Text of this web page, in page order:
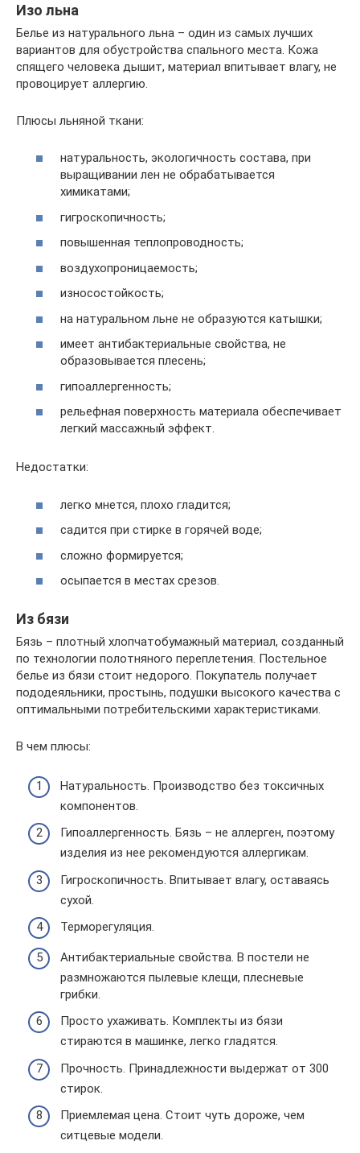
Изо льна
Белье из натурального льна – один из самых лучших
вариантов для обустройства спального места. Кожа
спящего человека дышит, материал впитывает влагу, не
провоцирует аллергию.
Плюсы льняной ткани:
натуральность, экологичность состава, при
выращивании лен не обрабатывается
химикатами;
гигроскопичность;
повышенная теплопроводность;
воздухопроницаемость;
износостойкость;
на натуральном льне не образуются катышки;
имеет антибактериальные свойства, не
образовывается плесень;
гипоаллергенность;
рельефная поверхность материала обеспечивает
легкий массажный эффект.
Недостатки:
легко мнется, плохо гладится;
садится при стирке в горячей воде;
сложно формируется;
осыпается в местах срезов.
Из бязи
Бязь – плотный хлопчатобумажный материал, созданный
по технологии полотняного переплетения. Постельное
белье из бязи стоит недорого. Покупатель получает
пододеяльники, простынь, подушки высокого качества с
оптимальными потребительскими характеристиками.
В чем плюсы:
Натуральность. Производство без токсичных
компонентов.
Гипоаллергенность. Бязь – не аллерген, поэтому
изделия из нее рекомендуются аллергикам.
Гигроскопичность. Впитывает влагу, оставаясь
сухой.
Терморегуляция.
Антибактериальные свойства. В постели не
размножаются пылевые клещи, плесневые
грибки.
Просто ухаживать. Комплекты из бязи
стираются в машинке, легко гладятся.
Прочность. Принадлежности выдержат от 300
стирок.
Приемлемая цена. Стоит чуть дороже, чем
ситцевые модели.